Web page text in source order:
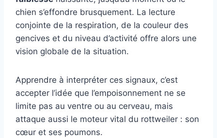
chien s’effondre brusquement. La lecture
conjointe de la respiration, de la couleur des
gencives et du niveau d’activité offre alors une
vision globale de la situation.
Apprendre à interpréter ces signaux, c’est
accepter l’idée que l’empoisonnement ne se
limite pas au ventre ou au cerveau, mais
attaque aussi le moteur vital du rottweiler : son
cœur et ses poumons.